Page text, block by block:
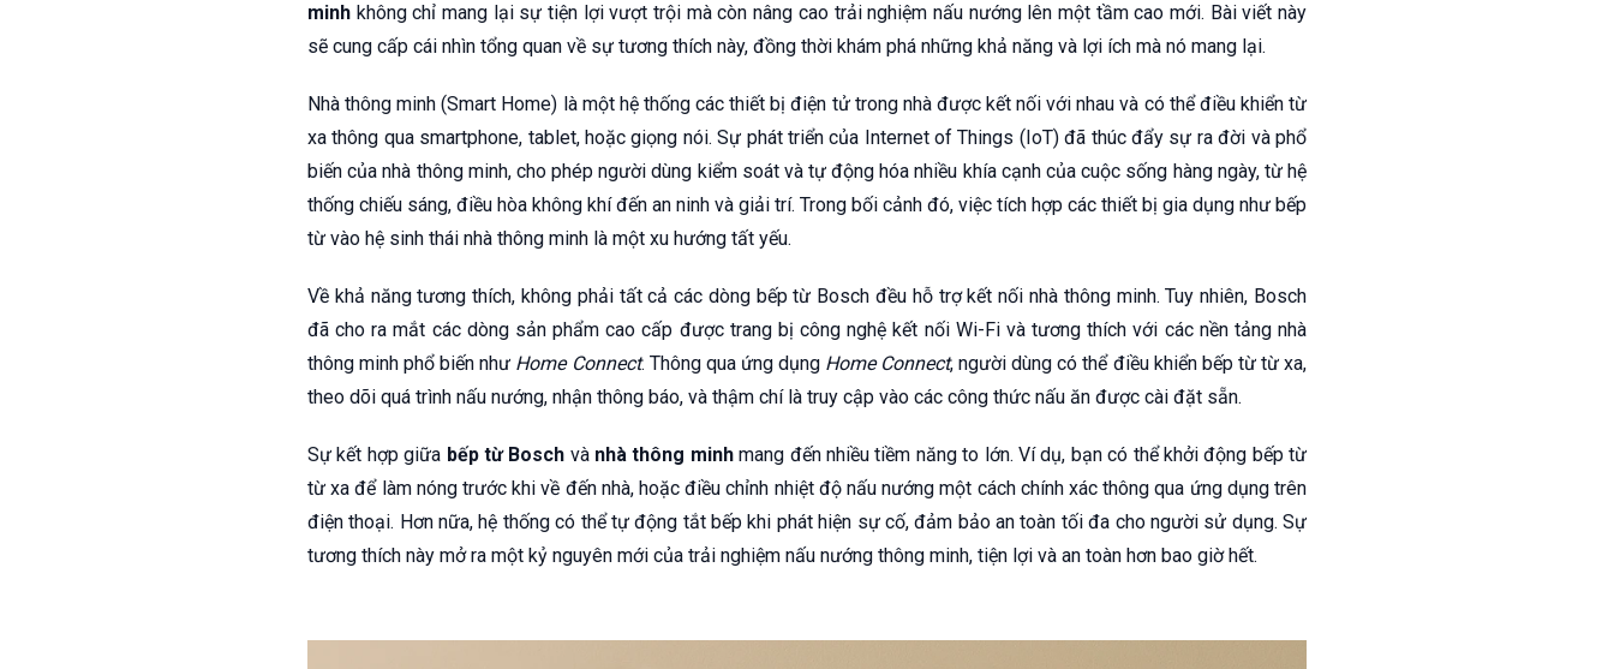
minh không chỉ mang lại sự tiện lợi vượt trội mà còn nâng cao trải nghiệm nấu nướng lên một tầm cao mới. Bài viết này
sẽ cung cấp cái nhìn tổng quan về sự tương thích này, đồng thời khám phá những khả năng và lợi ích mà nó mang lại.
Nhà thông minh (Smart Home) là một hệ thống các thiết bị điện tử trong nhà được kết nối với nhau và có thể điều khiển từ
xa thông qua smartphone, tablet, hoặc giọng nói. Sự phát triển của Internet of Things (IoT) đã thúc đẩy sự ra đời và phổ
biến của nhà thông minh, cho phép người dùng kiểm soát và tự động hóa nhiều khía cạnh của cuộc sống hàng ngày, từ hệ
thống chiếu sáng, điều hòa không khí đến an ninh và giải trí. Trong bối cảnh đó, việc tích hợp các thiết bị gia dụng như bếp
từ vào hệ sinh thái nhà thông minh là một xu hướng tất yếu.
Về khả năng tương thích, không phải tất cả các dòng bếp từ Bosch đều hỗ trợ kết nối nhà thông minh. Tuy nhiên, Bosch
đã cho ra mắt các dòng sản phẩm cao cấp được trang bị công nghệ kết nối Wi-Fi và tương thích với các nền tảng nhà
thông minh phổ biến như Home Connect. Thông qua ứng dụng Home Connect, người dùng có thể điều khiển bếp từ từ xa,
theo dõi quá trình nấu nướng, nhận thông báo, và thậm chí là truy cập vào các công thức nấu ăn được cài đặt sẵn.
Sự kết hợp giữa bếp từ Bosch và nhà thông minhmang đến nhiều tiềm năng to lớn. Ví dụ, bạn có thể khởi động bếp từ
từ xa để làm nóng trước khi về đến nhà, hoặc điều chỉnh nhiệt độ nấu nướng một cách chính xác thông qua ứng dụng trên
điện thoại. Hơn nữa, hệ thống có thể tự động tắt bếp khi phát hiện sự cố, đảm bảo an toàn tối đa cho người sử dụng. Sự
tương thích này mở ra một kỷ nguyên mới của trải nghiệm nấu nướng thông minh, tiện lợi và an toàn hơn bao giờ hết.